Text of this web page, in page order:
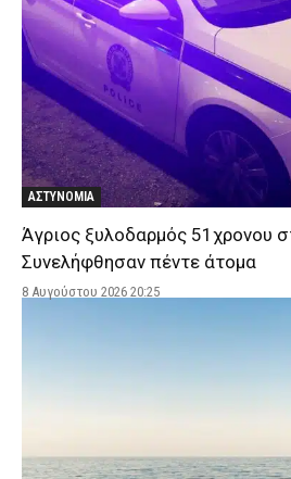
ΑΣΤΥΝΟΜΙΑ
Άγριος ξυλοδαρμός 51χρονου
Συνελήφθησαν πέντε άτομα
8 Αυγούστου 2026 20:25